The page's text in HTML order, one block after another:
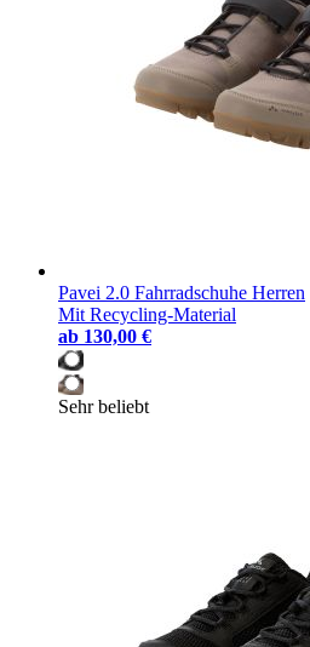
Pavei 2.0 Fahrradschuhe Herren
Mit Recycling-Material
ab 130,00 €
Sehr beliebt